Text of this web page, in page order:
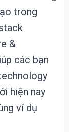
trong
&
các bạn
hiện nay
ví dụ